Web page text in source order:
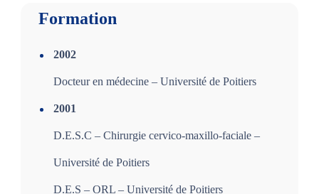
Formation
2002
Docteur en médecine – Université de Poitiers
2001
D.E.S.C – Chirurgie cervico-maxillo-faciale –
Université de Poitiers
D.E.S – ORL – Université de Poitiers